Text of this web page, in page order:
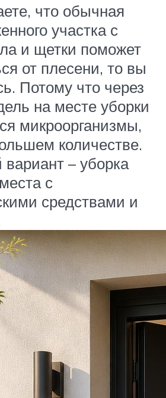
что обычная
участка с
и щетки поможет
от плесени, то вы
Потому что через
на месте уборки
микроорганизмы,
количестве.
вариант – уборка
с
средствами и